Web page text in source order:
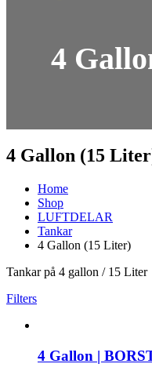
4
4 Gallon (15
Home
Shop
LUFTDELAR
Tankar
4 Gallon (15 Liter)
Tankar på 4 gallon / 15 Liter
Filters
4 Gallon |